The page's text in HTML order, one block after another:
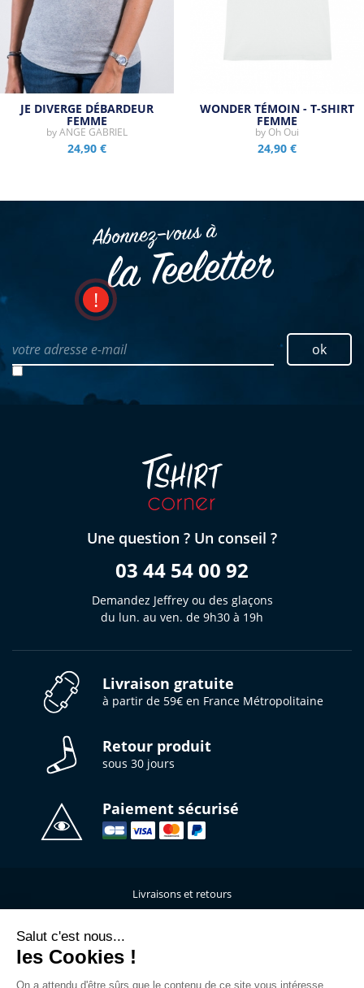
JE DIVERGE DÉBARDEUR
FEMME
byANGE GABRIEL
24,90 €
WONDER TÉMOIN - T-SHIRT
FEMME
by Oh Oui
24,90 €
Abonnez–vous à
la Teeletter
votre adresse e-mail ok
Une question ? Un conseil ?
03 44 54 00 92
Demandez Jeffrey ou des glaçons
du lun. au ven. de 9h30 à 19h
Livraison gratuite
à partir de 59€ en France Métropolitaine
Retour produit
sous 30 jours
Paiement sécurisé
Livraisons et retours
Qui sommes-nous ?
Salut c'est nous...
les Cookies !
On a attendu d'être sûrs que le contenu de ce site vous intéresse